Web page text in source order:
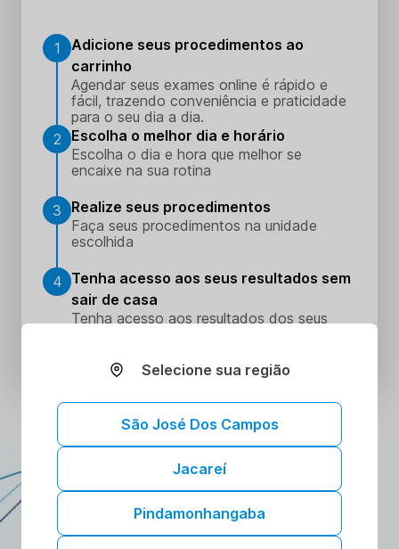
1
Adicione seus procedimentos ao
carrinho
Agendar seus exames online é rápido e
fácil, trazendo conveniência e praticidade
para o seu dia a dia.
2
Escolha o melhor dia e horário
Escolha o dia e hora que melhor se
encaixe na sua rotina
3
Realize seus procedimentos
Faça seus procedimentos na unidade
escolhida
4 Tenha acesso aos seus resultados sem
sair de casa
Tenha acesso aos resultados dos seus
ATENDIMENTO DOMICILIAR
A gente vai até você!
Toda a confiança e segurança dos nossos
Selecione sua região
São José Dos Campos
Jacareí
Pindamonhangaba